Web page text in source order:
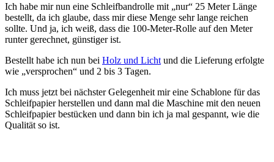
Ich habe mir nun eine Schleifbandrolle mit „nur“ 25 Meter Länge
bestellt, da ich glaube, dass mir diese Menge sehr lange reichen
sollte. Und ja, ich weiß, dass die 100-Meter-Rolle auf den Meter
runter gerechnet, günstiger ist.
Bestellt habe ich nun bei Holz und Licht und die Lieferung erfolgte
wie „versprochen“ und 2 bis 3 Tagen.
Ich muss jetzt bei nächster Gelegenheit mir eine Schablone für das
Schleifpapier herstellen und dann mal die Maschine mit den neuen
Schleifpapier bestücken und dann bin ich ja mal gespannt, wie die
Qualität so ist.